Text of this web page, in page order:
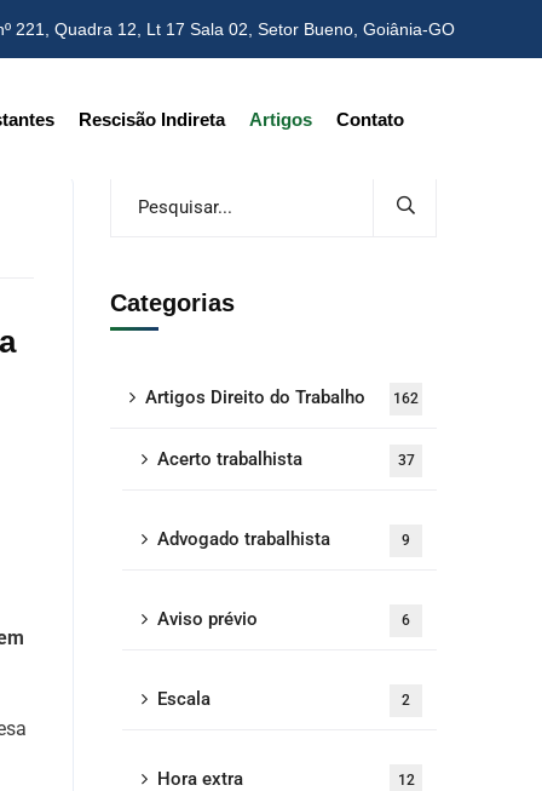
221, Quadra 12, Lt 17 Sala 02, Setor Bueno, Goiânia-GO
Rescisão Indireta Artigos Contato
Categorias
Artigos Direito do Trabalho 162
Acerto trabalhista 37
Advogado trabalhista 9
Aviso prévio 6
Escala 2
Hora extra 12